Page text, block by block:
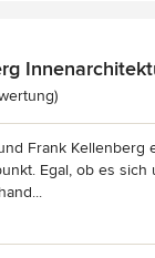
5 von 5
Frank Kellenberg
Egal, ob es sich